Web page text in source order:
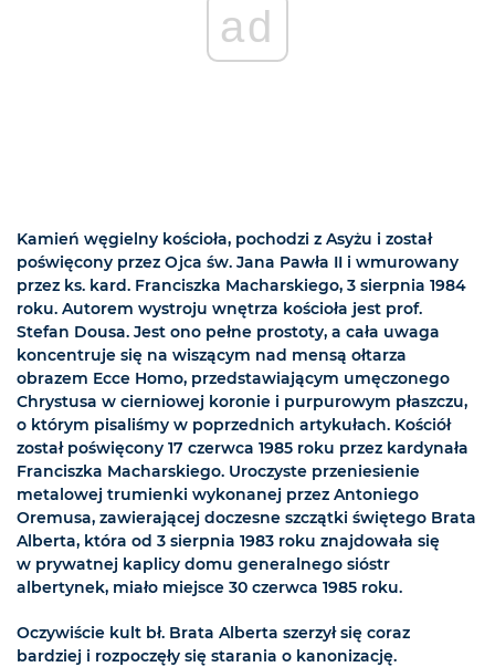
ad
Kamień węgielny kościoła, pochodzi z Asyżu i został
poświęcony przez Ojca św. Jana Pawła II i wmurowany
przez ks. kard. Franciszka Macharskiego, 3 sierpnia 1984
roku. Autorem wystroju wnętrza kościoła jest prof.
Stefan Dousa. Jest ono pełne prostoty, a cała uwaga
koncentruje się na wiszącym nad mensą ołtarza
obrazem Ecce Homo, przedstawiającym umęczonego
Chrystusa w cierniowej koronie i purpurowym płaszczu,
o którym pisaliśmy w poprzednich artykułach. Kościół
został poświęcony 17 czerwca 1985 roku przez kardynała
Franciszka Macharskiego. Uroczyste przeniesienie
metalowej trumienki wykonanej przez Antoniego
Oremusa, zawierającej doczesne szczątki świętego Brata
Alberta, która od 3 sierpnia 1983 roku znajdowała się
w prywatnej kaplicy domu generalnego sióstr
albertynek, miało miejsce 30 czerwca 1985 roku.
Oczywiście kult bł. Brata Alberta szerzył się coraz
bardziej i rozpoczęły się starania o kanonizację.